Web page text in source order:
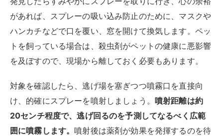
があれば、スプレーの吸い込み防止のために、マスクや
ハンカチなどで口を覆い、窓を開けて換気します。ペッ
トを飼っている場合は、殺虫剤がペットの健康に悪影響
を及ぼすので、現場から離しておく必要もあります。
対象を確認したら、逃げ場を塞ぎつつ噴霧口を直接向
け、的確にスプレーを噴射しましょう。 噴射距離は約
20センチ程度で、逃げ回るのを予測してなるべく広範
囲に噴霧します。噴射後は薬剤が効果を発揮するのを待